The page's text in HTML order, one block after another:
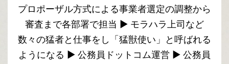
プロポーザル方式による事業者選定の調整から
審査まで各部署で担当 ▶︎ モラハラ上司など
数々の猛者と仕事をし「猛獣使い」と呼ばれる
ようになる ▶︎ 公務員ドットコム運営 ▶︎ 公務員